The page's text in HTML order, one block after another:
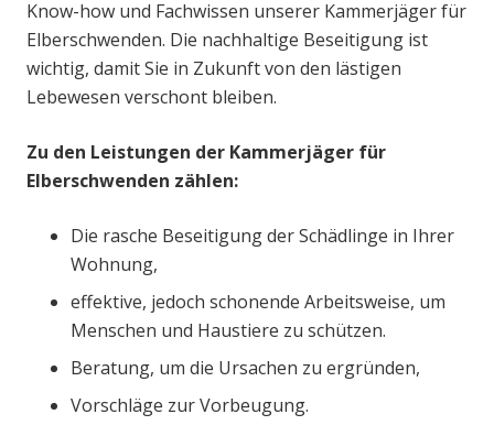
Know-how und Fachwissen unserer Kammerjäger für
Elberschwenden. Die nachhaltige Beseitigung ist
wichtig, damit Sie in Zukunft von den lästigen
Lebewesen verschont bleiben.
Zu den Leistungen der Kammerjäger für
Elberschwenden zählen:
Die rasche Beseitigung der Schädlinge in Ihrer
Wohnung,
effektive, jedoch schonende Arbeitsweise, um
Menschen und Haustiere zu schützen.
Beratung, um die Ursachen zu ergründen,
Vorschläge zur Vorbeugung.